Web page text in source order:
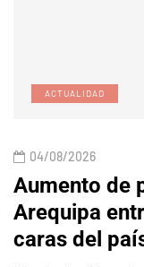
ACTUALIDAD
04/08/2026
Aumento de
Arequipa
caras del